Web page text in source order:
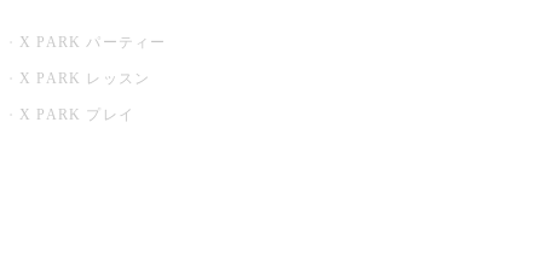
X PARK パーティー
X PARK レッスン
X PARK プレイ